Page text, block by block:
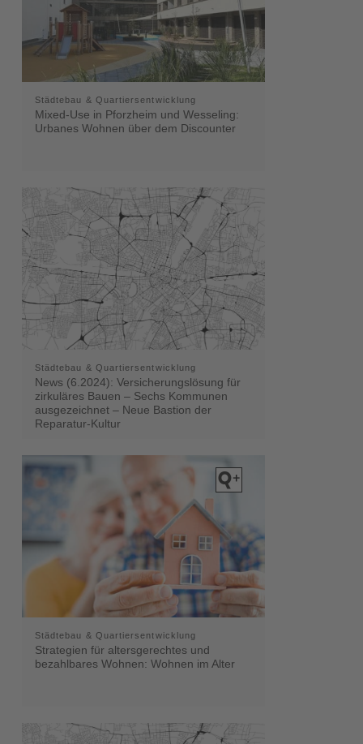
Städtebau & Quartiersentwicklung
Mixed-Use in Pforzheim und Wesseling:
Urbanes Wohnen über dem Discounter
Städtebau & Quartiersentwicklung
News (6.2024): Versicherungslösung für
zirkuläres Bauen – Sechs Kommunen
ausgezeichnet – Neue Bastion der
Reparatur-Kultur
Städtebau & Quartiersentwicklung
Strategien für altersgerechtes und
bezahlbares Wohnen: Wohnen im Alter